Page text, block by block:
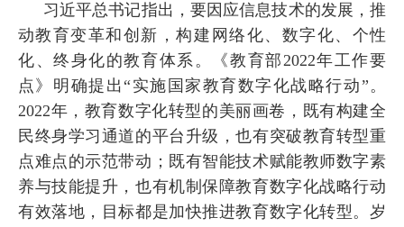
习近平总书记指出，要因应信息技术的发展，推
动教育变革和创新，构建网络化、数字化、个性
化、终身化的教育体系。《教育部2022年工作要
点》明确提出“实施国家教育数字化战略行动”。
2022年，教育数字化转型的美丽画卷，既有构建全
民终身学习通道的平台升级，也有突破教育转型重
点难点的示范带动；既有智能技术赋能教师数字素
养与技能提升，也有机制保障教育数字化战略行动
有效落地，目标都是加快推进教育数字化转型。岁